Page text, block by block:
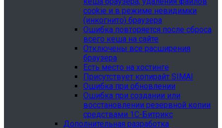
cookie и в режиме невидимки
(инкогнито) браузера
Ошибка повторяется после сброса
всего кеша на сайте
Отключены все расширения
браузера
Есть место на хостинге
Присутствует копирайт SIMAI
Ошибка при обновлении
Ошибка при создании или
восстановлении резервной копии
средствами 1С-Битрикс
Дополнительная разработка